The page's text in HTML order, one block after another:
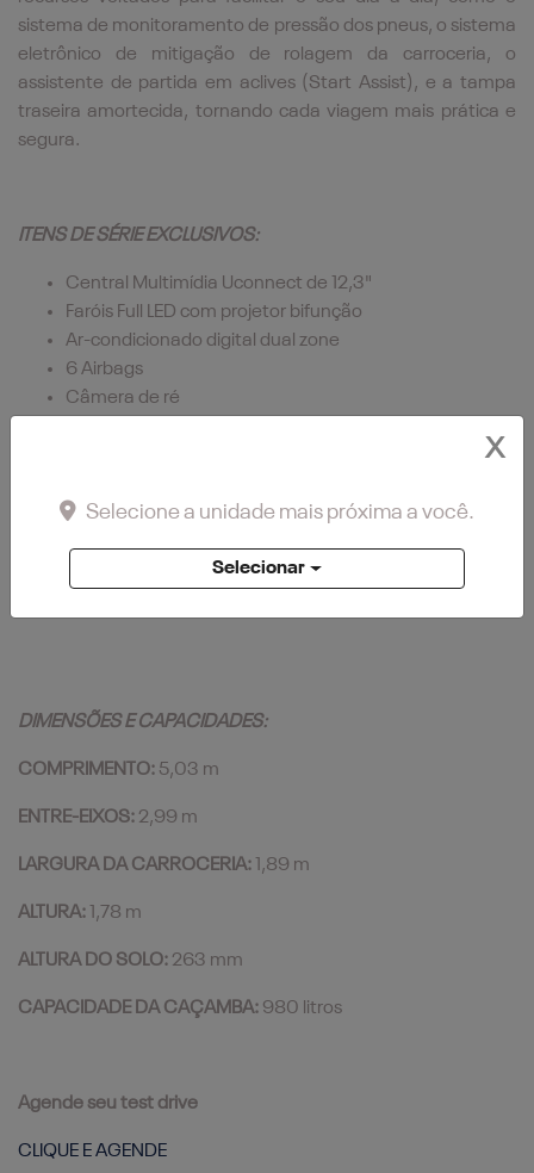
sistema de monitoramento de pressão dos pneus, o sistema
eletrônico de mitigação de rolagem da carroceria, o
assistente de partida em aclives (Start Assist), e a tampa
traseira amortecida, tornando cada viagem mais prática e
segura.
ITENS DE SÉRIE EXCLUSIVOS:
Central Multimídia Uconnect de 12,3"
Faróis Full LED com projetor bifunção
Ar-condicionado digital dual zone
6 Airbags
Câmera de ré
Sistema Ram Connect e Ramcharger (carregador por
Tampa traseira amortecida e ganchos para amarração
DIMENSÕES E CAPACIDADES:
COMPRIMENTO: 5,03 m
ENTRE-EIXOS: 2,99 m
LARGURA DA CARROCERIA: 1,89 m
ALTURA: 1,78 m
ALTURA DO SOLO: 263 mm
CAPACIDADE DA CAÇAMBA: 980 litros
Agende seu test drive
CLIQUE E AGENDE
X
Selecione a unidade mais próxima a você.
Selecionar